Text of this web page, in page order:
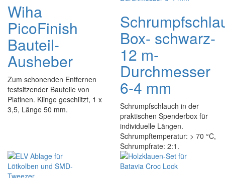
Wiha
PicoFinish
Bauteil-
Ausheber
Zum schonenden Entfernen
festsitzender Bauteile von
Platinen. Klinge geschlitzt, 1 x
3,5, Länge 50 mm.
Box- schwarz-
12 m-
Durchmesser
6-4 mm
Schrumpfschlauch in der
praktischen Spenderbox für
individuelle Längen.
Schrumpftemperatur: > 70 °C,
Schrumpfrate: 2:1.